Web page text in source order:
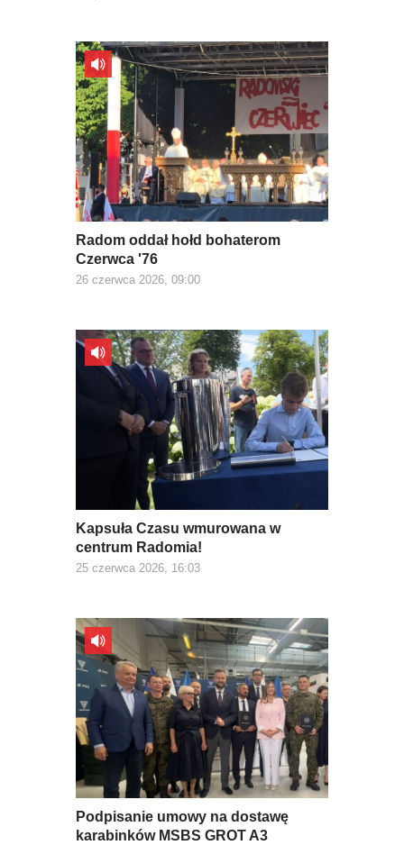
Radom oddał hołd bohaterom
Czerwca '76
26 czerwca 2026, 09:00
Kapsuła Czasu wmurowana w
centrum Radomia!
25 czerwca 2026, 16:03
Podpisanie umowy na dostawę
karabinków MSBS GROT A3